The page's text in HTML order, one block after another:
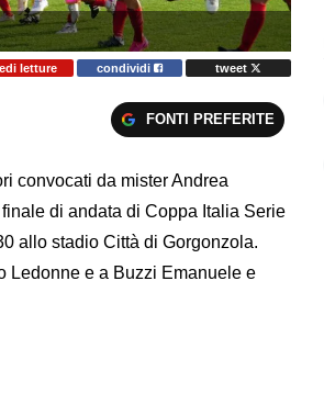
letture condividi tweet
FONTI PREFERITE
convocati da mister Andrea
di andata di Coppa Italia Serie
allo stadio Città di Gorgonzola.
Ledonne e a Buzzi Emanuele e